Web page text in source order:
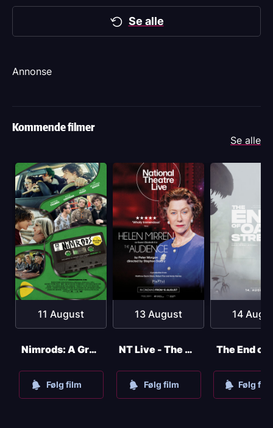
Se alle
Annonse
Se alle
Kommende filmer
11 August
Nimrods: A Green Day Comedy
Følg film
13 August
NT Live - The Audience
Følg film
14
Følg film